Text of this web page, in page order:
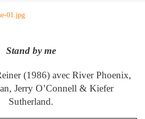
Stand by me
(1986) avec River Phoenix,
Jerry O’Connell & Kiefer
Sutherland.